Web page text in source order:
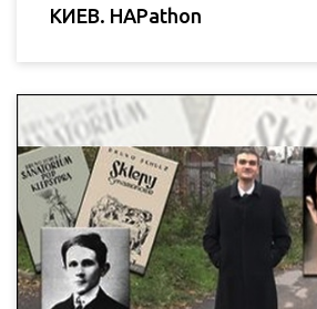
КИЕВ. HAPathon